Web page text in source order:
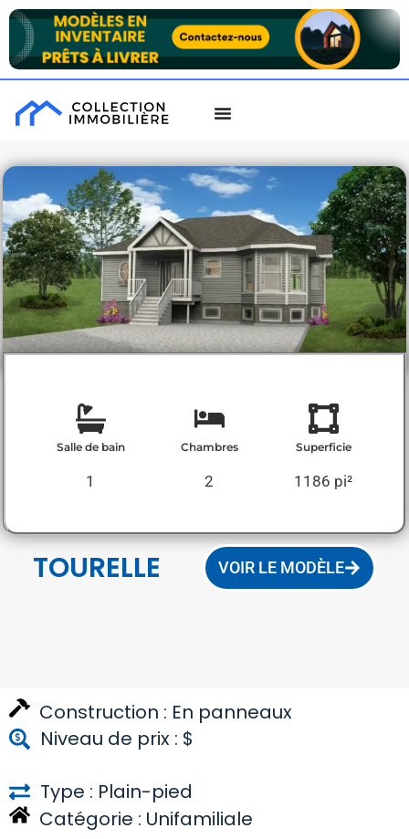
Salle de bain
1
Chambres
2
Superficie
1186 pi²
TOURELLE VOIR LE MODÈLE
Construction : En panneaux
Niveau de prix : $
Type : Plain-pied
Catégorie : Unifamiliale